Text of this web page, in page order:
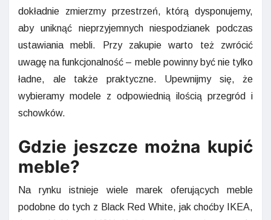
dokładnie zmierzmy przestrzeń, którą dysponujemy,
aby uniknąć nieprzyjemnych niespodzianek podczas
ustawiania mebli. Przy zakupie warto też zwrócić
uwagę na funkcjonalność – meble powinny być nie tylko
ładne, ale także praktyczne. Upewnijmy się, że
wybieramy modele z odpowiednią ilością przegród i
schowków.
Gdzie jeszcze można kupić
meble?
Na rynku istnieje wiele marek oferujących meble
podobne do tych z Black Red White, jak choćby IKEA,